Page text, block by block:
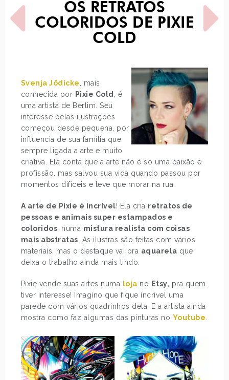
OS RETRATOS
COLORIDOS DE PIXIE
COLD
Svenja Jödicke
, mais
conhecida por Pixie Cold
, é
uma artista de Berlim. Seu
interesse pelas ilustrações
começou desde pequena, por
influencia de sua família que
sempre ligada a arte e muito
criativa. Ela conta que a arte não é só uma paixão e
profissão, mas salvou sua vida quando passou por
momentos difíceis e teve que morar na rua.
A arte de Pixie é incrível! Ela cria retratos de
pessoas e animais super estampados e
coloridos , numa mistura realista com coisas
mais abstratas . As ilustras são feitas com vários
materiais, mas o destaque vai pra aquarela que
deixa o trabalho ainda mais lindo.
Pixie vende suas artes numa loja no Etsy, pra quem
tiver interesse! Imagino que fique incrível uma
parede com vários quadrinhos dela. E a artista ainda
mostra como faz algumas das pinturas no Youtube
O APP DO ENJOEI PRA
ANDROID E IOS
PRÓXIMO POST
ESTILO: KRIS JENNER